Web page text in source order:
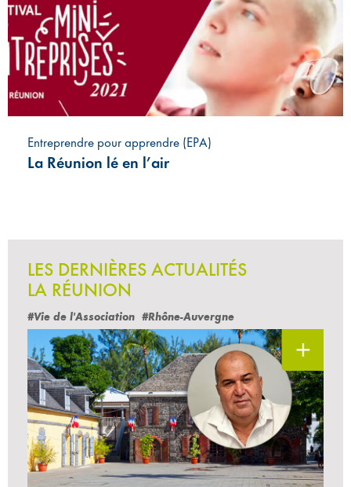
Entreprendre pour apprendre (EPA)
La Réunion lé en l’air
LES DERNIÈRES ACTUALITÉS
LA RÉUNION
#Vie de l'Association #Rhône-Auvergne